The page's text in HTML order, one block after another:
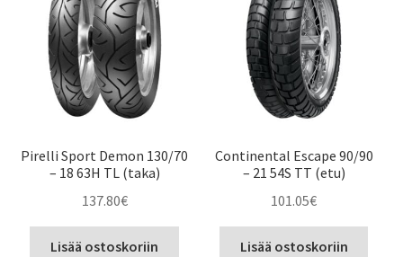
Pirelli Sport Demon 130/70
– 18 63H TL (taka)
137.80€
Lisää ostoskoriin
Continental Escape 90/90
– 21 54S TT (etu)
101.05€
Lisää ostoskoriin